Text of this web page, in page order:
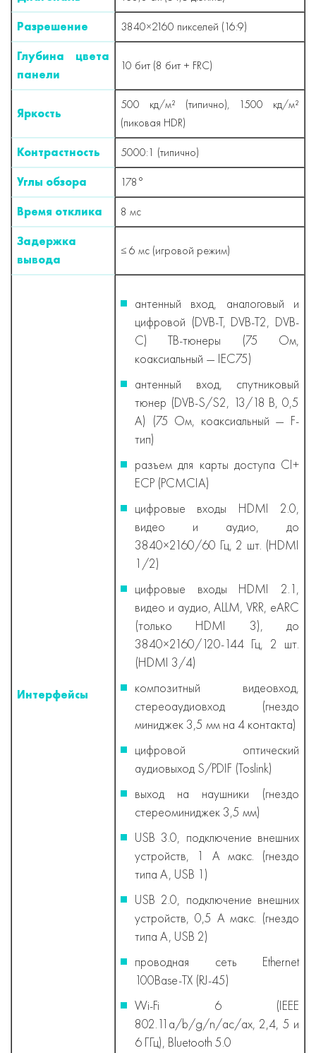
Разрешение
3840×2160 пикселей (16:9)
Глубина цвета
панели
10 бит (8 бит + FRC)
Яркость
500 кд/м² (типично), 1500 кд/м²
(пиковая HDR)
Контрастность
5000:1 (типично)
Углы обзора
178°
Время отклика
8 мс
Задержка
вывода
≤ 6 мс (игровой режим)
Интерфейсы
антенный вход, аналоговый и
цифровой (DVB-T, DVB-T2, DVB-
C) ТВ-тюнеры (75 Ом,
коаксиальный — IEC75)
антенный вход, спутниковый
тюнер (DVB-S/S2, 13/18 В, 0,5
А) (75 Ом, коаксиальный — F-
тип)
разъем для карты доступа CI+
ECP (PCMCIA)
цифровые входы HDMI 2.0,
видео и аудио, до
3840×2160/60 Гц, 2 шт. (HDMI
1/2)
цифровые входы HDMI 2.1,
видео и аудио, ALLM, VRR, eARC
(только HDMI 3), до
3840×2160/120-144 Гц, 2 шт.
(HDMI 3/4)
композитный видеовход,
стереоаудиовход (гнездо
миниджек 3,5 мм на 4 контакта)
цифровой оптический
аудиовыход S/PDIF (Toslink)
выход на наушники (гнездо
стереоминиджек 3,5 мм)
USB 3.0, подключение внешних
устройств, 1 А макс. (гнездо
типа А, USB 1)
USB 2.0, подключение внешних
устройств, 0,5 А макс. (гнездо
типа А, USB 2)
проводная сеть Ethernet
100Base-TX (RJ-45)
Wi-Fi 6 (IEEE
802.11a/b/g/n/ac/ax, 2,4, 5 и
6 ГГц), Bluetooth 5.0